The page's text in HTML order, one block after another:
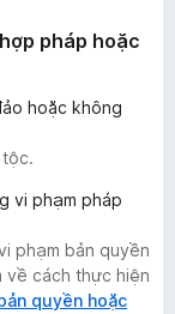
pháp hoặc
hoặc không
tộc.
vi phạm pháp
phạm bản quyền
về cách thực hiện
quyền hoặc